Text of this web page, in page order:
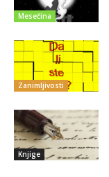
Mesečina
Zanimljivosti
Knjige